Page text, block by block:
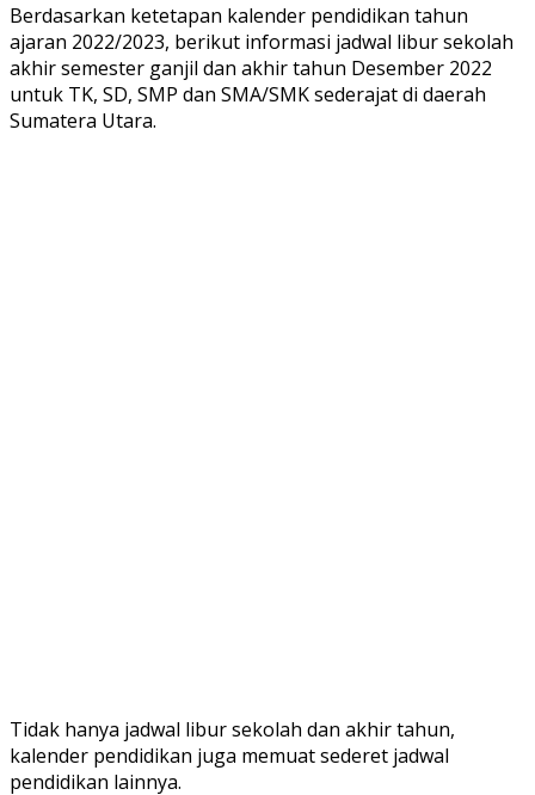
Berdasarkan ketetapan kalender pendidikan tahun
ajaran 2022/2023, berikut informasi jadwal libur sekolah
akhir semester ganjil dan akhir tahun Desember 2022
untuk TK, SD, SMP dan SMA/SMK sederajat di daerah
Sumatera Utara.
Tidak hanya jadwal libur sekolah dan akhir tahun,
kalender pendidikan juga memuat sederet jadwal
pendidikan lainnya.